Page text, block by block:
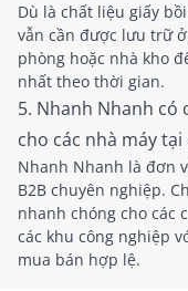
Dù là chất liệu giấy
vẫn cần được lưu trữ
phòng hoặc nhà kho
nhất theo thời gian.
5. Nhanh Nhanh có
cho các nhà máy
Nhanh Nhanh là đơn
B2B chuyên nghiệp.
nhanh chóng cho các
các khu công nghiệp
mua bán hợp lệ.